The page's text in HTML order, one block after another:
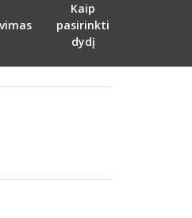
Kaip
pasirinkti
dydį